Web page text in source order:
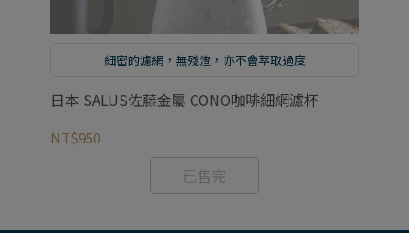
細密的濾網，無殘渣，亦不會萃取過度
日本 SALUS佐藤金屬 CONO咖啡細網濾杯
NT$950
已售完